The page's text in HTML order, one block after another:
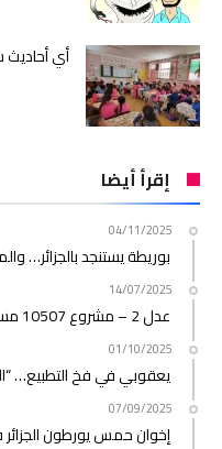
أي أحاديث
إقرأ أيضا
04/11/2025
بوريطة يستنجد بالجزائر…
14/07/2025
عدل 2 – مشروع 10507 مسكن: الأشغال تتعثر والآجال تتبخر!
01/10/2025
يعقوبي في فخ التطبيع…
07/09/2025
إخوان حمس يورطون